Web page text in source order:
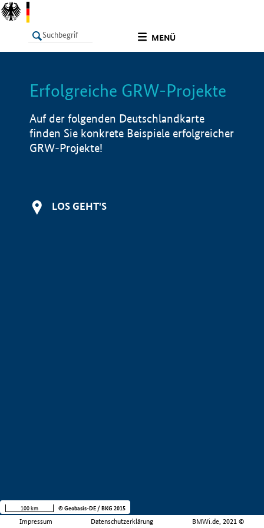
MENÜ
LISTE Info
Erfolgreiche GRW-Projekte
Auf der folgenden Deutschlandkarte
finden Sie konkrete Beispiele erfolgreicher
GRW-Projekte!
LOS GEHT'S
Impressum Datenschutzerklärung BMWi.de, 2021 ©
100 km © Geobasis-DE / BKG 2015